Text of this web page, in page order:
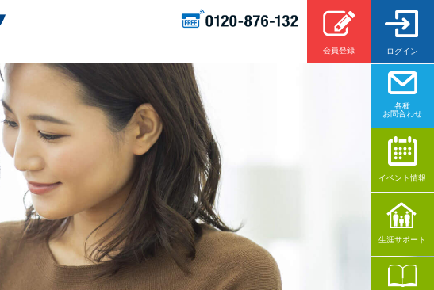
会員登録 ログイン
各種
お問合わせ
イベント情報
生涯サポート